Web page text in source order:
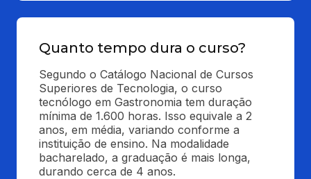
Quanto tempo dura o curso?
Segundo o Catálogo Nacional de Cursos
Superiores de Tecnologia, o curso
tecnólogo em Gastronomia tem duração
mínima de 1.600 horas. Isso equivale a 2
anos, em média, variando conforme a
instituição de ensino. Na modalidade
bacharelado, a graduação é mais longa,
durando cerca de 4 anos.